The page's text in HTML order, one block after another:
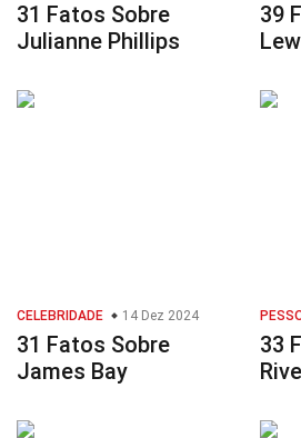
31 Fatos Sobre
Julianne Phillips
39
CELEBRIDADE 14 Dez 2024
31 Fatos Sobre
James Bay
33